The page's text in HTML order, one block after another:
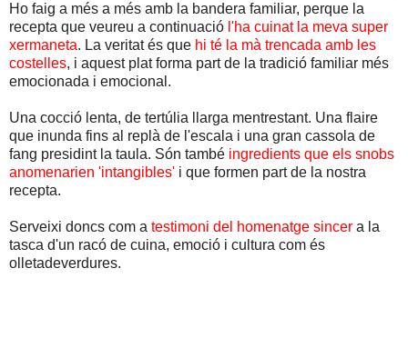
Ho faig a més a més amb la bandera familiar, perque la
recepta que veureu a continuació l'ha cuinat la meva super
xermaneta. La veritat és que hi té la mà trencada amb les
costelles, i aquest plat forma part de la tradició familiar més
emocionada i emocional.
Una cocció lenta, de tertúlia llarga mentrestant. Una flaire
que inunda fins al replà de l'escala i una gran cassola de
fang presidint la taula. Són també ingredients que els snobs
anomenarien 'intangibles' i que formen part de la nostra
recepta.
Serveixi doncs com a testimoni del homenatge sincer a la
tasca d'un racó de cuina, emoció i cultura com és
olletadeverdures.